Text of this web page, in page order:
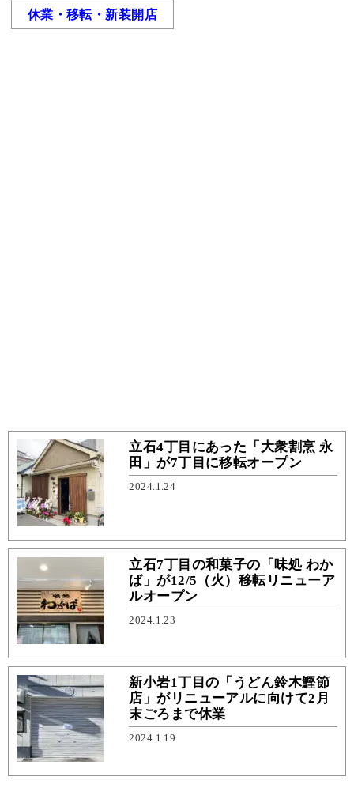
休業・移転・新装開店
立石4丁目にあった「大衆割烹 永
田」が7丁目に移転オープン
2024.1.24
立石7丁目の和菓子の「味処 わか
ば」が12/5（火）移転リニューア
ルオープン
2024.1.23
新小岩1丁目の「うどん鈴木鰹節
店」がリニューアルに向けて2月
末ごろまで休業
2024.1.19